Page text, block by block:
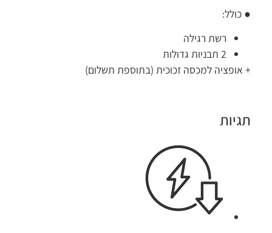
● כולל:
רשת רגילה
2 תבניות גדולות
+ אופציה למכסה זכוכית (בתוספת תשלום)
תגיות